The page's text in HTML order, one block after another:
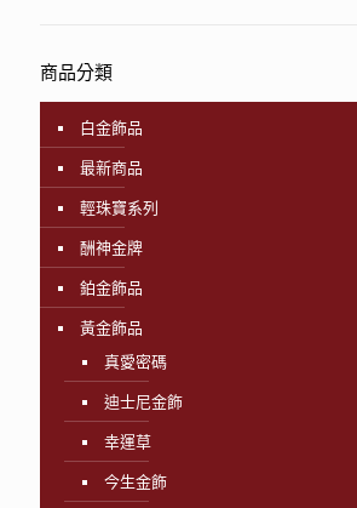
商品分類
白金飾品
最新商品
輕珠寶系列
酬神金牌
鉑金飾品
黃金飾品
真愛密碼
迪士尼金飾
幸運草
今生金飾